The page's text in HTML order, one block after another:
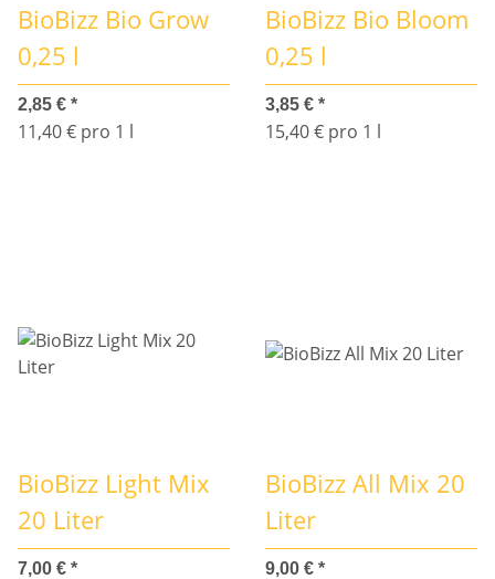
BioBizz Bio Grow
0,25 l
2,85 € *
11,40 € pro 1 l
BioBizz Bio Bloom
0,25 l
3,85 € *
15,40 € pro 1 l
BioBizz Light Mix
20 Liter
7,00 € *
BioBizz All Mix 20
Liter
9,00 € *